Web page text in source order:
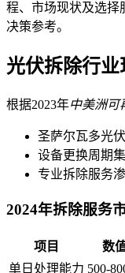
程、市场现状及选择
决策参考。
光伏拆除行业
根据2023年中美洲可
圣萨尔瓦多光
设备更换周期
专业拆除服务
2024年拆除服务
项目
数
单日处理能力 500-